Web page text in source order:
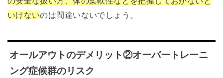
いけないのは間違いないでしょう。
オールアウトのデメリット②オーバートレーニ
ング症候群のリスク